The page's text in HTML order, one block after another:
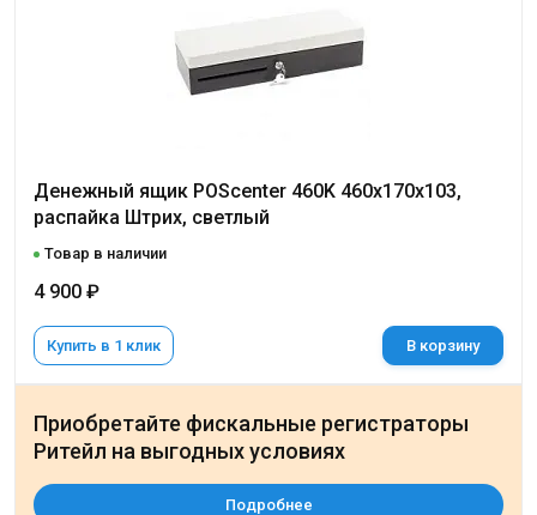
Денежный ящик POScenter 460K 460x170x103,
распайка Штрих, светлый
Товар в наличии
4 900 ₽
Купить в 1 клик В корзину
Приобретайте фискальные регистраторы
Ритейл на выгодных условиях
Подробнее